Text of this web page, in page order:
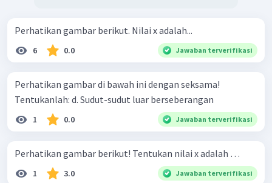
Perhatikan gambar berikut. Nilai x adalah...
6 0.0 Jawaban terverifikasi
Perhatikan gambar di bawah ini dengan seksama!
Tentukanlah: d. Sudut-sudut luar berseberangan
1 0.0 Jawaban terverifikasi
Perhatikan gambar berikut! Tentukan nilai x adalah …
1 3.0 Jawaban terverifikasi